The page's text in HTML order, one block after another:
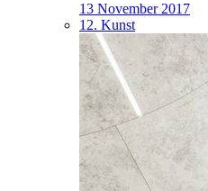
13 November 2017
12. Kunst